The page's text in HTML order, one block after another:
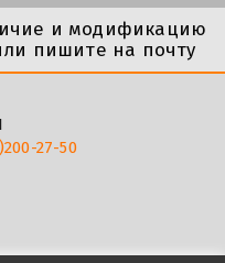
и модификацию
пишите на почту
27-50